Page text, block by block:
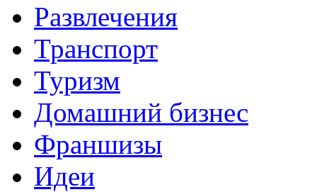
Развлечения
Транспорт
Туризм
Домашний бизнес
Франшизы
Идеи